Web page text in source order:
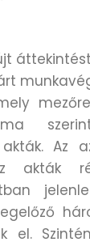
Az
akták
el.